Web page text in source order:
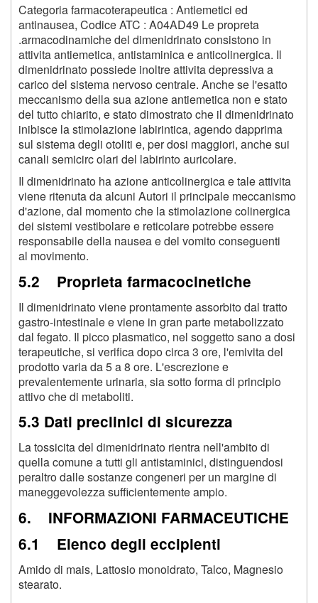
Categoria farmacoterapeutica : Antiemetici ed
antinausea, Codice ATC : A04AD49 Le propreta
.armacodinamiche del dimenidrinato consistono in
attivita antiemetica, antistaminica e anticolinergica. Il
dimenidrinato possiede inoltre attivita depressiva a
carico del sistema nervoso centrale. Anche se l'esatto
meccanismo della sua azione antiemetica non e stato
del tutto chiarito, e stato dimostrato che il dimenidrinato
inibisce la stimolazione labirintica, agendo dapprima
sul sistema degli otoliti e, per dosi maggiori, anche sui
canali semicirc olari del labirinto auricolare.
Il dimenidrinato ha azione anticolinergica e tale attivita
viene ritenuta da alcuni Autori il principale meccanismo
d'azione, dal momento che la stimolazione colinergica
dei sistemi vestibolare e reticolare potrebbe essere
responsabile della nausea e del vomito conseguenti
al movimento.
5.2 Proprieta farmacocinetiche
Il dimenidrinato viene prontamente assorbito dal tratto
gastro-intestinale e viene in gran parte metabolizzato
dal fegato. Il picco plasmatico, nel soggetto sano a dosi
terapeutiche, si verifica dopo circa 3 ore, l'emivita del
prodotto varia da 5 a 8 ore. L'escrezione e
prevalentemente urinaria, sia sotto forma di principio
attivo che di metaboliti.
5.3 Dati preclinici di sicurezza
La tossicita del dimenidrinato rientra nell'ambito di
quella comune a tutti gli antistaminici, distinguendosi
peraltro dalle sostanze congeneri per un margine di
maneggevolezza sufficientemente ampio.
6. INFORMAZIONI FARMACEUTICHE
6.1 Elenco degli eccipienti
Amido di mais, Lattosio monoidrato, Talco, Magnesio
stearato.